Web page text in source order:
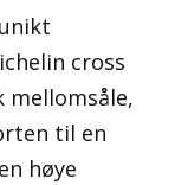
cross
mellomsåle,
til en
høye